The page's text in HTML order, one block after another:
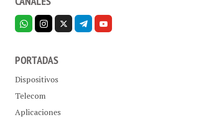
Telecom
Aplicaciones
Internet